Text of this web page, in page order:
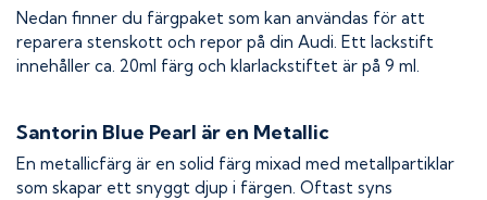
Nedan finner du färgpaket som kan användas för att
reparera stenskott och repor på din Audi. Ett lackstift
innehåller ca. 20ml färg och klarlackstiftet är på 9 ml.
Santorin Blue Pearl är en Metallic
En metallicfärg är en solid färg mixad med metallpartiklar
som skapar ett snyggt djup i färgen. Oftast syns